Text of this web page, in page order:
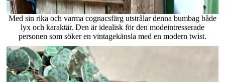
Med sin rika och varma cognacsfärg utstrålar denna bumbag både
lyx och karaktär. Den är idealisk för den modeintresserade
personen som söker en vintagekänsla med en modern twist.